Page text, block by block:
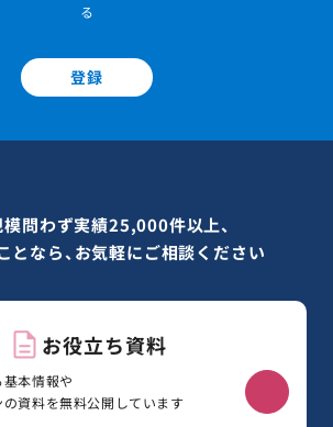
る
登録
模問わず実績25,000件以上、
となら、お気軽にご相談ください
お役立ち資料
本情報や
資料を無料公開しています